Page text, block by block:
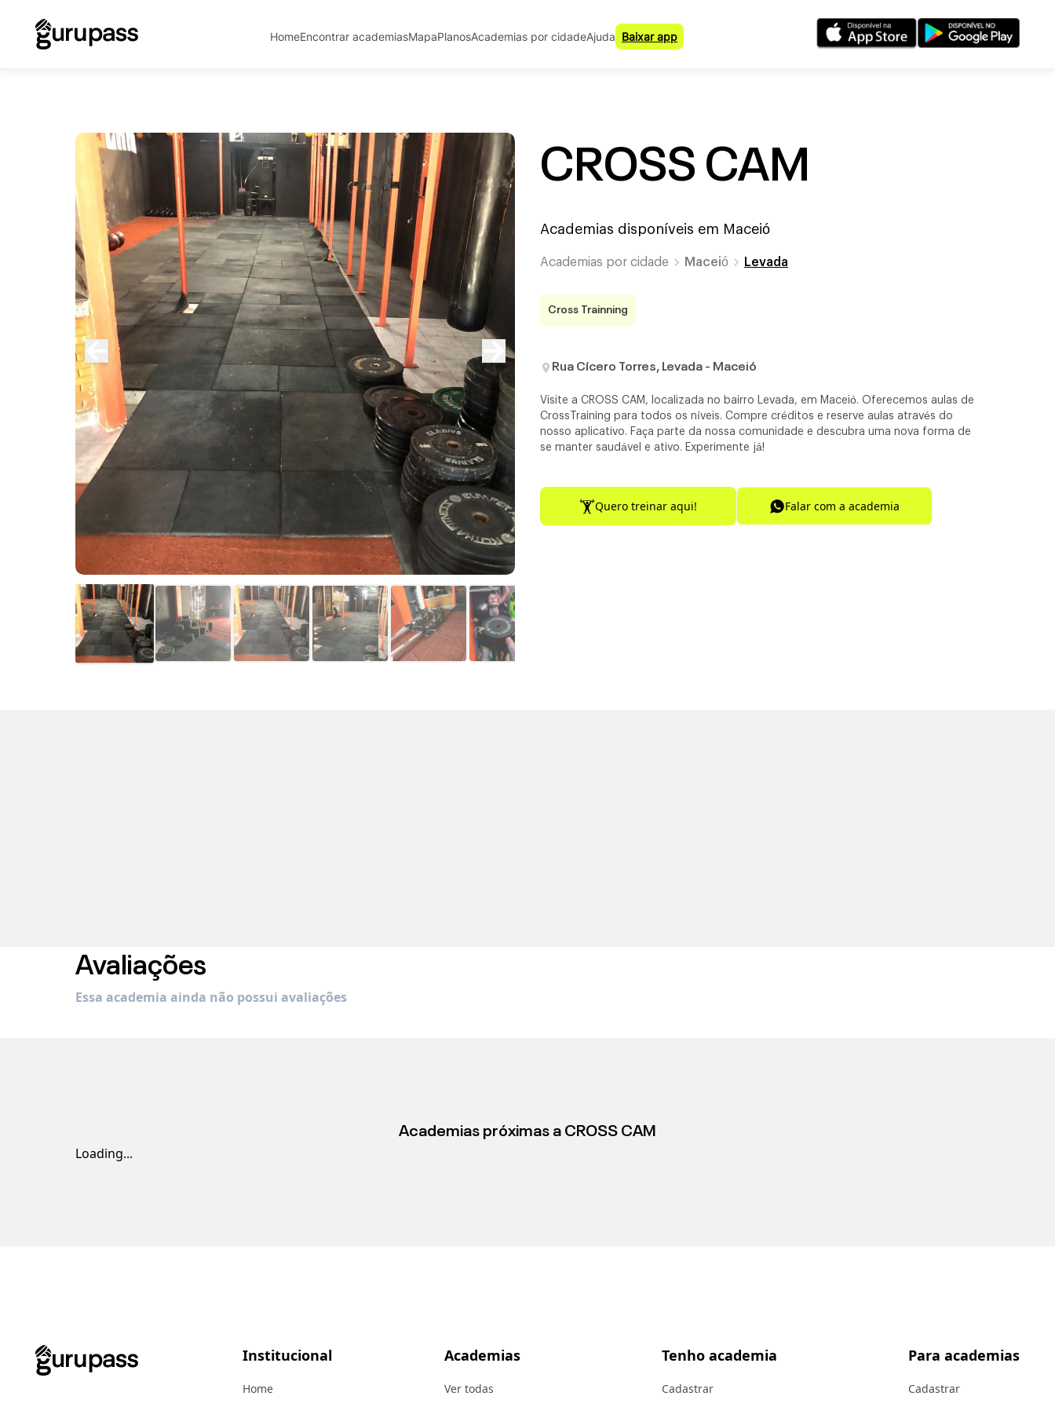
HomeEncontrar academiasMapaPlanosAcademias por cidadeAjuda Baixar app
CROSS CAM
Academias disponíveis em Maceió
Academias por cidade Maceió Levada
Cross Trainning
Rua Cícero Torres, Levada - Maceió
Visite a CROSS CAM, localizada no bairro Levada, em Maceió. Oferecemos aulas de
CrossTraining para todos os níveis. Compre créditos e reserve aulas através do
nosso aplicativo. Faça parte da nossa comunidade e descubra uma nova forma de
se manter saudável e ativo. Experimente já!
Quero treinar aqui! Falar com a academia
Avaliações
Essa academia ainda não possui avaliações
Academias próximas a CROSS CAM
Loading...
Institucional
Home
Academias
Ver todas
Tenho academia
Cadastrar
Para academias
Cadastrar